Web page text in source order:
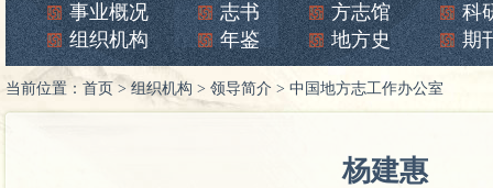
事业概况 志书 方志馆
科
组织机构
年鉴 地方史 期
当前位置： 首页 > 组织机构 > 领导简介 > 中国地方志工作办公室
杨建惠